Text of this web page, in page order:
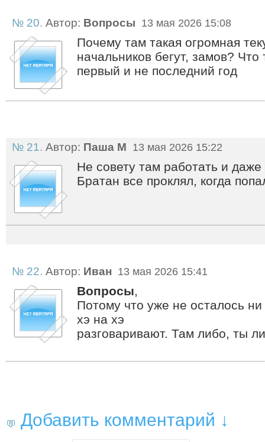
№ 20. Автор: Вопросы 13 мая 2026 15:08
Почему там такая огромная
начальников бегут, замов?
первый и не последний год
№ 21. Автор: Паша М 13 мая 2026 15:22
Не совету там работать и
Братан все проклял, когда
№ 22. Автор: Иван 13 мая 2026 15:41
Вопросы,
Потому что уже не осталось
хэ на хэ
разговаривают. Там либо, ты
Добавить комментарий ↓